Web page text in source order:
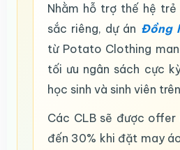
Nhằm hỗ trợ thế hệ trẻ
sắc riêng, dự án Đồng
từ Potato Clothing
tối ưu ngân sách cực
học sinh và sinh viên
Các CLB sẽ được offer
đến 30% khi đặt may